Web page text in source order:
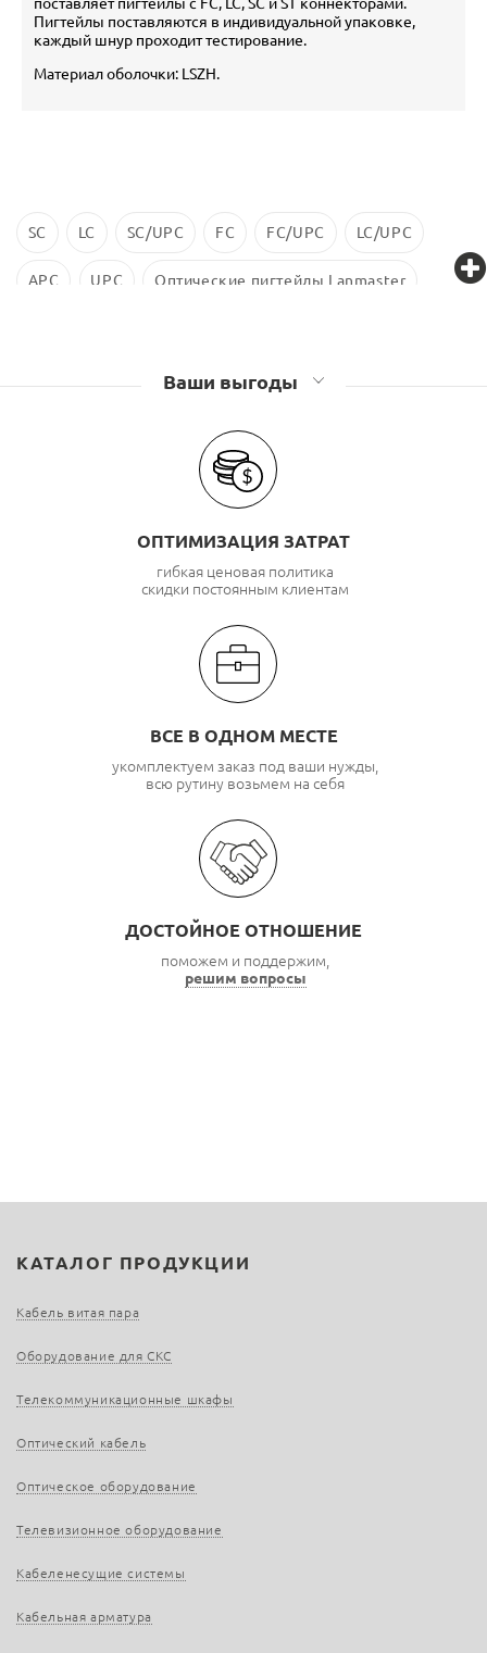
Пигтейлы поставляются в индивидуальной упаковке,
каждый шнур проходит тестирование.
Материал оболочки: LSZH.
SC LC SC/UPC FC FC/UPC LC/UPC
APC UPC Оптические пигтейлы Lanmaster
Ваши выгоды
ОПТИМИЗАЦИЯ ЗАТРАТ
гибкая ценовая политика
скидки постоянным клиентам
ВСЕ В ОДНОМ МЕСТЕ
укомплектуем заказ под ваши нужды,
всю рутину возьмем на себя
ДОСТОЙНОЕ ОТНОШЕНИЕ
поможем и поддержим,
решим вопросы
КАТАЛОГ ПРОДУКЦИИ
Кабель витая пара
Оборудование для СКС
Телекоммуникационные шкафы
Оптический кабель
Оптическое оборудование
Телевизионное оборудование
Кабеленесущие системы
Кабельная арматура